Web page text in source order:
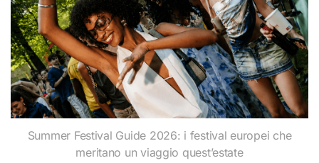
Summer Festival Guide 2026: i festival europei che
meritano un viaggio quest’estate